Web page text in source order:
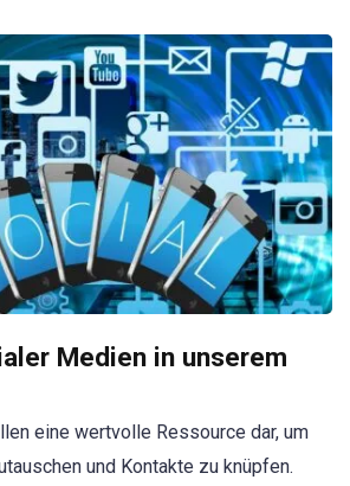
Medien in unserem
eine wertvolle Ressource dar, um
und Kontakte zu knüpfen.